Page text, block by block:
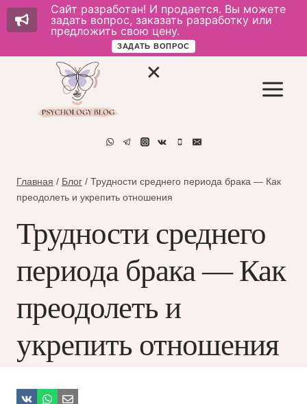
содержимому
Главная / Блог / Трудности среднего периода брака — Как
преодолеть и укрепить отношения
Трудности среднего
периода брака — Как
преодолеть и
укрепить отношения
Сайт разработан! И продается. Вы можете
задать вопрос, заказать разработку или
предложить свою цену.
ЗАДАТЬ ВОПРОС